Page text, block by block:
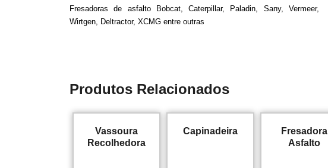
Fresadoras de asfalto Bobcat, Caterpillar, Paladin, Sany, Vermeer,
Wirtgen, Deltractor, XCMG entre outras
Produtos Relacionados
Vassoura
Recolhedora
Capinadeira
Fresadora
Asfalto